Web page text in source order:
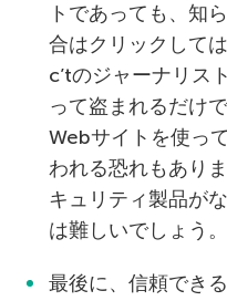
トであっても、知
合はクリックして
c’tのジャーナリス
って盗まれるだけ
Webサイトを使っ
われる恐れもあり
キュリティ製品が
は難しいでしょう。
最後に、信頼でき